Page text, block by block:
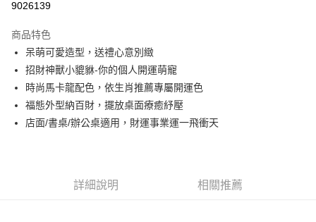
合作金庫商業銀行
華南商業銀行
上海商業儲蓄銀行
台北富邦商業銀行
國泰世華商業銀行
兆豐國際商業銀行
臺灣中小企業銀行
台中商業銀行
匯豐（台灣）商業銀行
華泰商業銀行
聯邦商業銀行
遠東國際商業銀行
台灣樂天信用卡公司
6 期 0 利率 每期
華南商業銀行
彰化商業銀行
上海商業儲蓄銀行
台北富邦商業銀行
國泰世華商業銀行
兆豐國際商業銀行
臺灣中小企業銀行
台中商業銀行
玉山商業銀行
星展（台灣）商業銀行
12 期 0 利率 每期NT$49
合作金庫商業銀行
第一商業銀行
上海商業儲蓄銀行
台北富邦商業銀行
國泰世華商業銀行
兆豐國際商業銀行
元大商業銀行
永豐商業銀行
LINE Pay
Apple Pay
9026139
商品特色
呆萌可愛造型，送禮心意別緻
招財神獸小貔貅-你的個人開運萌寵
時尚馬卡龍配色，依生肖推薦專屬開運色
福態外型納百財，擺放桌面療癒紓壓
店面/書桌/辦公桌適用，財運事業運一飛衝天
詳細說明 相關推薦